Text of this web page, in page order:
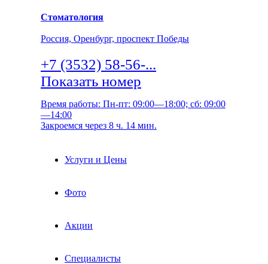
Стоматология
Россия, Оренбург, проспект Победы
+7 (3532) 58-56-...
Показать номер
Время работы: Пн-пт: 09:00—18:00; сб: 09:00
—14:00
Закроемся через 8 ч. 14 мин.
Услуги и Цены
Фото
Акции
Специалисты